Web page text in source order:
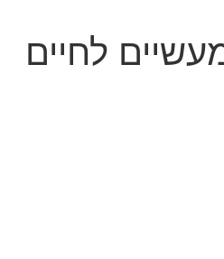
לחיים